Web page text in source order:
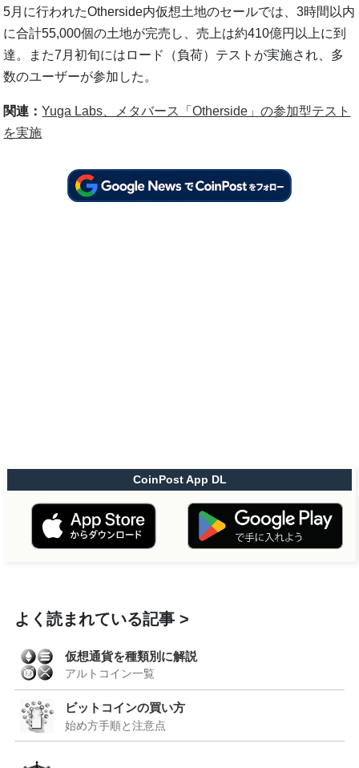
5月に行われたOtherside内仮想土地のセールでは、3時間以内
に合計55,000個の土地が完売し、売上は約410億円以上に到
達。また7月初旬にはロード（負荷）テストが実施され、多
数のユーザーが参加した。
関連：Yuga Labs、メタバース「Otherside」の参加型テスト
を実施
CoinPost App DL
よく読まれている記事
仮想通貨を種類別に解説
アルトコイン一覧
ビットコインの買い方
始め方手順と注意点